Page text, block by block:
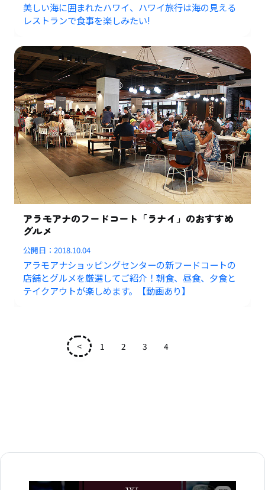
美しい海に囲まれたハワイ、ハワイ旅行は海の見える
レストランで食事を楽しみたい!
アラモアナのフードコート「ラナイ」のおすすめ
グルメ
公開日：2018.10.04
アラモアナショッピングセンターの新フードコートの
店舗とグルメを厳選してご紹介！朝食、昼食、夕食と
テイクアウトが楽しめます。【動画あり】
< 1 2 3 4